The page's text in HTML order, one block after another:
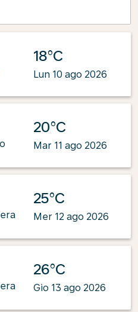
18°C
Lun 10 ago 2026
20°C
Mar 11 ago 2026
25°C
Mer 12 ago 2026
26°C
Gio 13 ago 2026